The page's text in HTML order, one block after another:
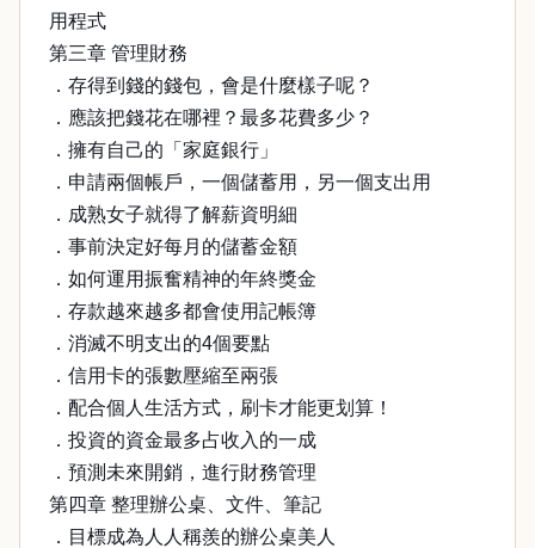
用程式
第三章 管理財務
．存得到錢的錢包，會是什麼樣子呢？
．應該把錢花在哪裡？最多花費多少？
．擁有自己的「家庭銀行」
．申請兩個帳戶，一個儲蓄用，另一個支出用
．成熟女子就得了解薪資明細
．事前決定好每月的儲蓄金額
．如何運用振奮精神的年終獎金
．存款越來越多都會使用記帳簿
．消滅不明支出的4個要點
．信用卡的張數壓縮至兩張
．配合個人生活方式，刷卡才能更划算！
．投資的資金最多占收入的一成
．預測未來開銷，進行財務管理
第四章 整理辦公桌、文件、筆記
．目標成為人人稱羨的辦公桌美人